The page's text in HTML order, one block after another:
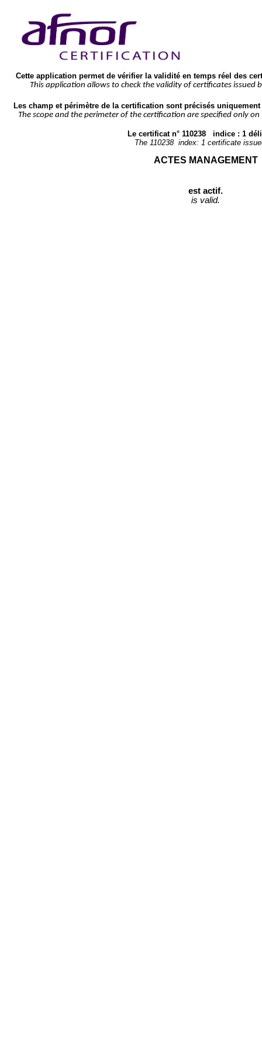
Cette application permet de vérifier la validité en temps réel des
This application allows to check the validity of certificates issued
Les champ et périmètre de la certification sont précisés
The scope and the perimeter of the certification are specified only
Le certificat n° 110238
   indice :
1
The 110238
  index:
1 certificate
ACTES MANAGEMENT
est actif.
is valid.